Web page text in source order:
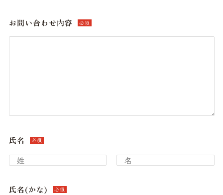
お問い合わせ内容 必須
氏名 必須
氏名(かな) 必須